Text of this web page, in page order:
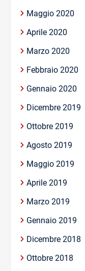
Maggio 2020
Aprile 2020
Marzo 2020
Febbraio 2020
Gennaio 2020
Dicembre 2019
Ottobre 2019
Agosto 2019
Maggio 2019
Aprile 2019
Marzo 2019
Gennaio 2019
Dicembre 2018
Ottobre 2018